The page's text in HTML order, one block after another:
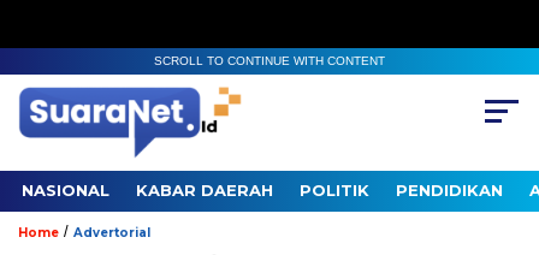
SCROLL TO CONTINUE WITH CONTENT
NASIONAL KABAR DAERAH POLITIK PENDIDIKAN
Home / Advertorial